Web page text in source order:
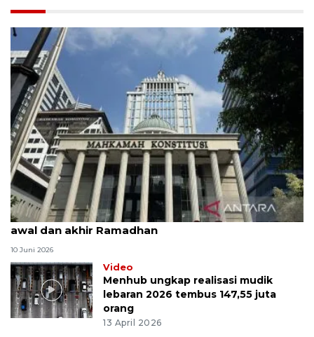
MK uji materi UU Peradilan Agama perihal isbat
awal dan akhir Ramadhan
10 Juni 2026
Video
Menhub ungkap realisasi mudik
lebaran 2026 tembus 147,55 juta
orang
13 April 2026